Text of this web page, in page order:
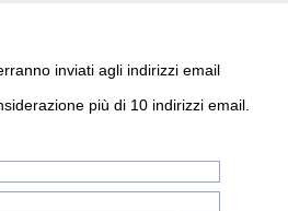
inviati agli indirizzi email
più di 10 indirizzi email.